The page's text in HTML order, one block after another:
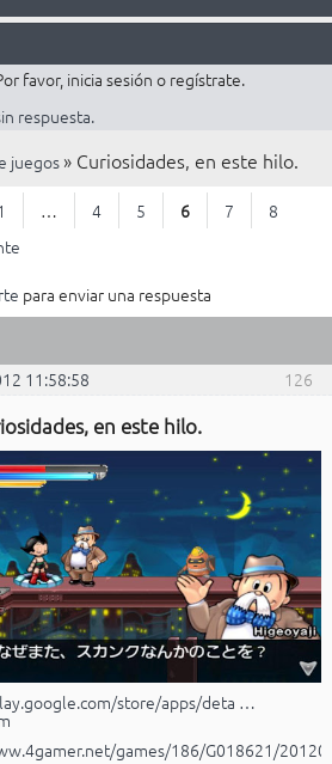
favor, inicia sesión o regístrate.
respuesta.
juegos » Curiosidades, en este hilo.
… 4 5 6 7
8
para enviar una respuesta
126
11:58:58
en este hilo.
store/apps/deta …
games/186/G018621/